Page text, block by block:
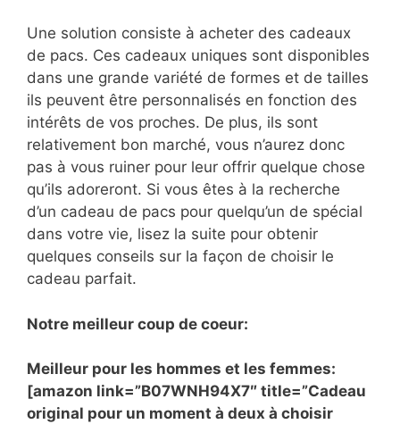
Une solution consiste à acheter des cadeaux
de pacs. Ces cadeaux uniques sont disponibles
dans une grande variété de formes et de tailles
ils peuvent être personnalisés en fonction des
intérêts de vos proches. De plus, ils sont
relativement bon marché, vous n’aurez donc
pas à vous ruiner pour leur offrir quelque chose
qu’ils adoreront. Si vous êtes à la recherche
d’un cadeau de pacs pour quelqu’un de spécial
dans votre vie, lisez la suite pour obtenir
quelques conseils sur la façon de choisir le
cadeau parfait.
Notre meilleur coup de coeur:
Meilleur pour les hommes et les femmes:
[amazon link=”B07WNH94X7″ title=”Cadeau
original pour un moment à deux à choisir